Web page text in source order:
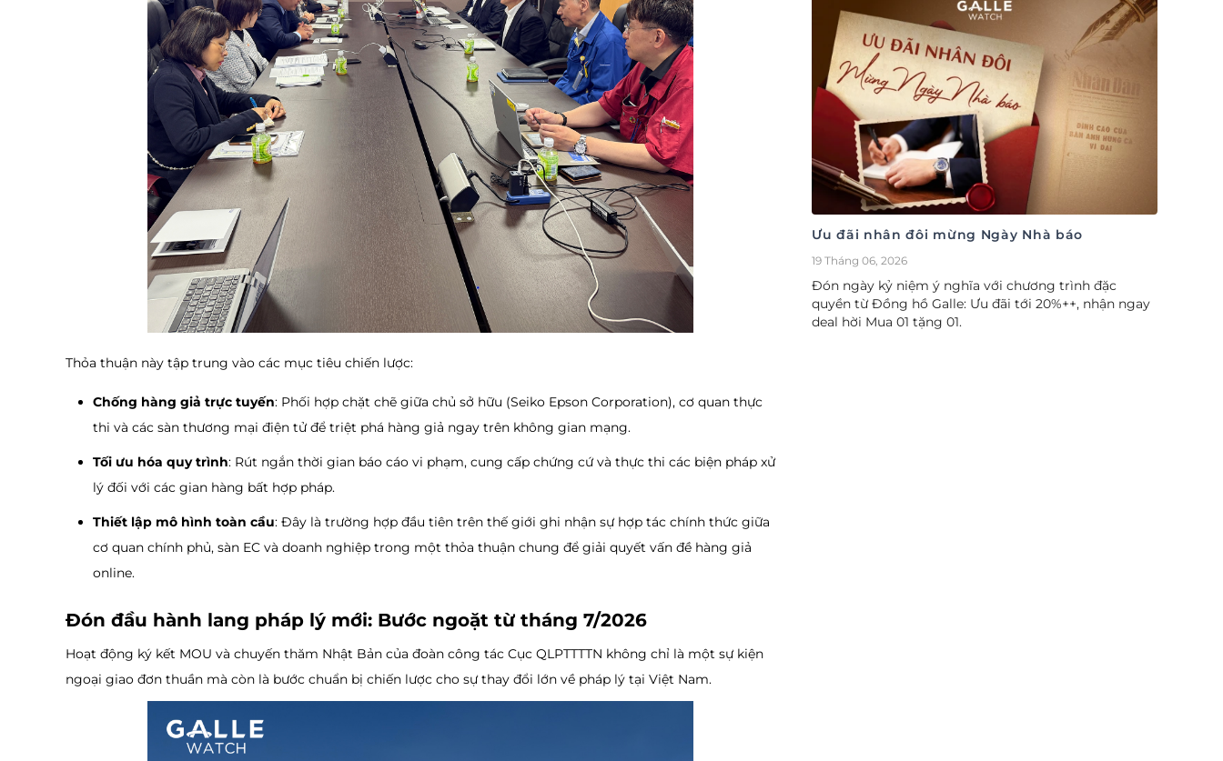
Thỏa thuận này tập trung vào các mục tiêu chiến lược:
Chống hàng giả trực tuyến: Phối hợp chặt chẽ giữa chủ sở hữu (Seiko Epson Corporation), cơ quan thực
thi và các sàn thương mại điện tử để triệt phá hàng giả ngay trên không gian mạng.
Tối ưu hóa quy trình: Rút ngắn thời gian báo cáo vi phạm, cung cấp chứng cứ và thực thi các biện pháp xử
lý đối với các gian hàng bất hợp pháp.
Thiết lập mô hình toàn cầu: Đây là trường hợp đầu tiên trên thế giới ghi nhận sự hợp tác chính thức giữa
cơ quan chính phủ, sàn EC và doanh nghiệp trong một thỏa thuận chung để giải quyết vấn đề hàng giả
online.
Đón đầu hành lang pháp lý mới: Bước ngoặt từ tháng 7/2026
Hoạt động ký kết MOU và chuyến thăm Nhật Bản của đoàn công tác Cục QLPTTTTN không chỉ là một sự kiện
ngoại giao đơn thuần mà còn là bước chuẩn bị chiến lược cho sự thay đổi lớn về pháp lý tại Việt Nam.
Ưu đãi nhân đôi mừng Ngày Nhà báo
19 Tháng 06, 2026
Đón ngày kỷ niệm ý nghĩa với chương trình đặc
quyền từ Đồng hồ Galle: Ưu đãi tới 20%++, nhận ngay
deal hời Mua 01 tặng 01.